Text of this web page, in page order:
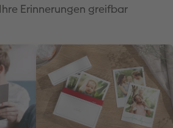
Erinnerungen greifbar